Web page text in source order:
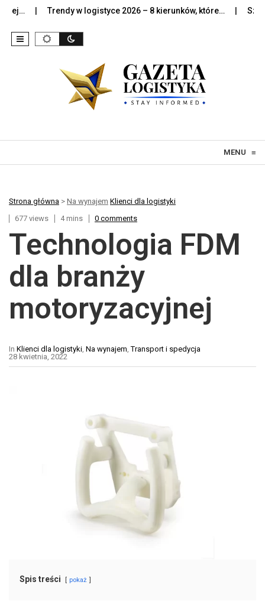
Trendy w logistyce 2026 – 8 kierunków, które…
MENU ≡
Strona główna > Na wynajem Klienci dla logistyki
677 views
4 mins 0 comments
Technologia FDM
dla branży
motoryzacyjnej
In Klienci dla logistyki, Na wynajem,Transport i spedycja
28 kwietnia, 2022
Spis treści pokaż